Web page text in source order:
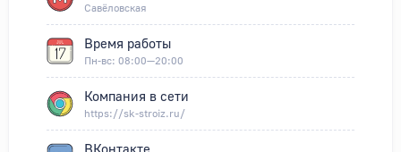
Савёловская
Время работы
Пн-вс: 08:00—20:00
Компания в сети
https://sk-stroiz.ru/